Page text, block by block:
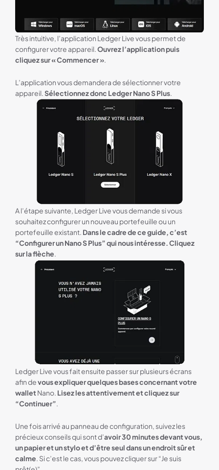
Très intuitive, l’application Ledger Live vous permet de
configurer votre appareil.Ouvrez l’application puis
cliquez sur « Commencer ».
L’application vous demandera de sélectionner votre
appareil.Sélectionnez donc Ledger Nano S Plus.
A l’étape suivante, Ledger Live vous demande si vous
souhaitez configurer un nouveau portefeuille ou un
portefeuille existant. Dans le cadre de ce guide, c’est
“Configurer un Nano S Plus” qui nous intéresse. Cliquez
sur la flèche.
Ledger Live vous fait ensuite passer sur plusieurs écrans
afin devous expliquer quelques bases concernant votre
walletNano. Lisez les attentivement et cliquez sur
“Continuer”.
Une fois arrivé au panneau de configuration, suivez les
précieux conseils qui sont d’avoir 30 minutes devant vous,
un papier et un stylo et d’être seul dans un endroit sûr et
calme. Si c’est le cas, vous pouvez cliquer sur “Je suis